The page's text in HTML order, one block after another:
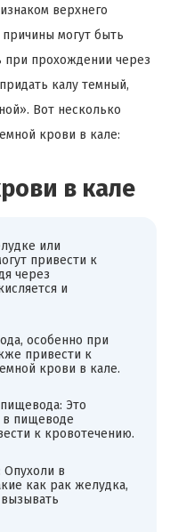
верхнего
могут быть
при прохождении через
калу темный,
Вот несколько
крови в кале:
в кале
или
привести к
через
и
особенно при
привести к
крови в кале.
Это
в пищеводе
к кровотечению.
Опухоли в
как рак желудка,